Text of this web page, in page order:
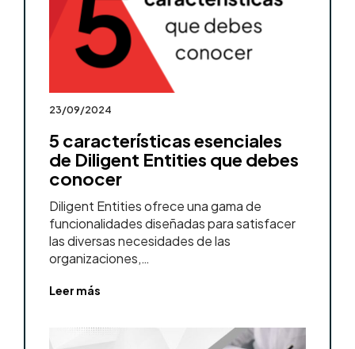
23/09/2024
5 características esenciales
de Diligent Entities que debes
conocer
Diligent Entities ofrece una gama de
funcionalidades diseñadas para satisfacer
las diversas necesidades de las
organizaciones,…
Leer más